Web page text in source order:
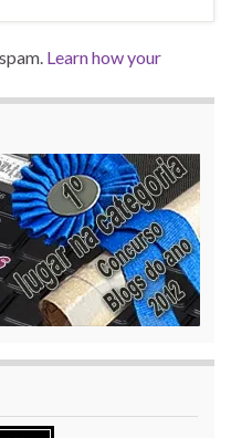
Learn how your